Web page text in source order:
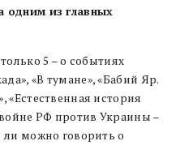
одним из главных
5 – о событиях
«В тумане», «Бабий Яр.
«Естественная история
РФ против Украины –
ли можно говорить о